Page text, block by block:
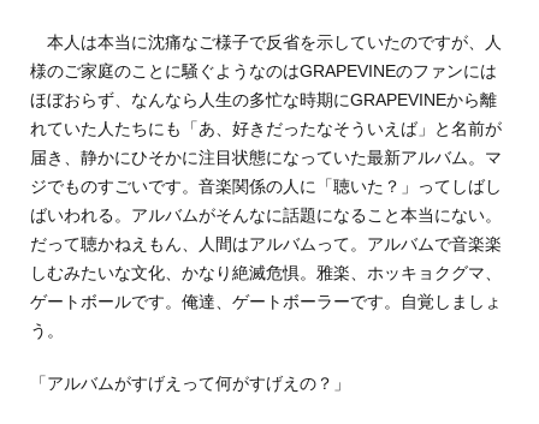
本人は本当に沈痛なご様子で反省を示していたのですが、人
様のご家庭のことに騒ぐようなのはGRAPEVINEのファンには
ほぼおらず、なんなら人生の多忙な時期にGRAPEVINEから離
れていた人たちにも「あ、好きだったなそういえば」と名前が
届き、静かにひそかに注目状態になっていた最新アルバム。マ
ジでものすごいです。音楽関係の人に「聴いた？」ってしばし
ばいわれる。アルバムがそんなに話題になること本当にない。
だって聴かねえもん、人間はアルバムって。アルバムで音楽楽
しむみたいな文化、かなり絶滅危惧。雅楽、ホッキョクグマ、
ゲートボールです。俺達、ゲートボーラーです。自覚しましょ
う。
「アルバムがすげえって何がすげえの？」